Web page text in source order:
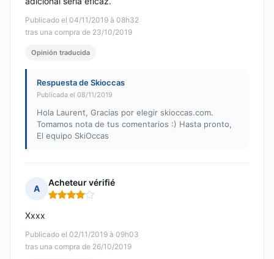
Publicado el 04/11/2019 à 08h32
tras una compra de 23/10/2019
Opinión traducida
Respuesta de Skioccas
Publicada el 08/11/2019
Hola Laurent, Gracias por elegir skioccas.com.
Tomamos nota de tus comentarios :) Hasta pronto,
El equipo SkiOccas
A
Acheteur vérifié
Nota: 4 de 5
Publicado el 02/11/2019 à 09h03
tras una compra de 26/10/2019
Xxxx